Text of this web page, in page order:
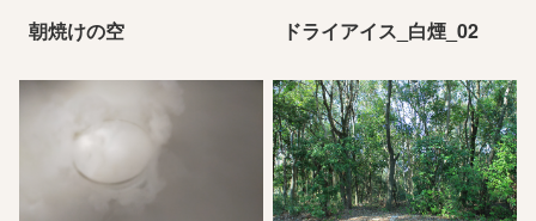
朝焼けの空 ドライアイス_白煙_02